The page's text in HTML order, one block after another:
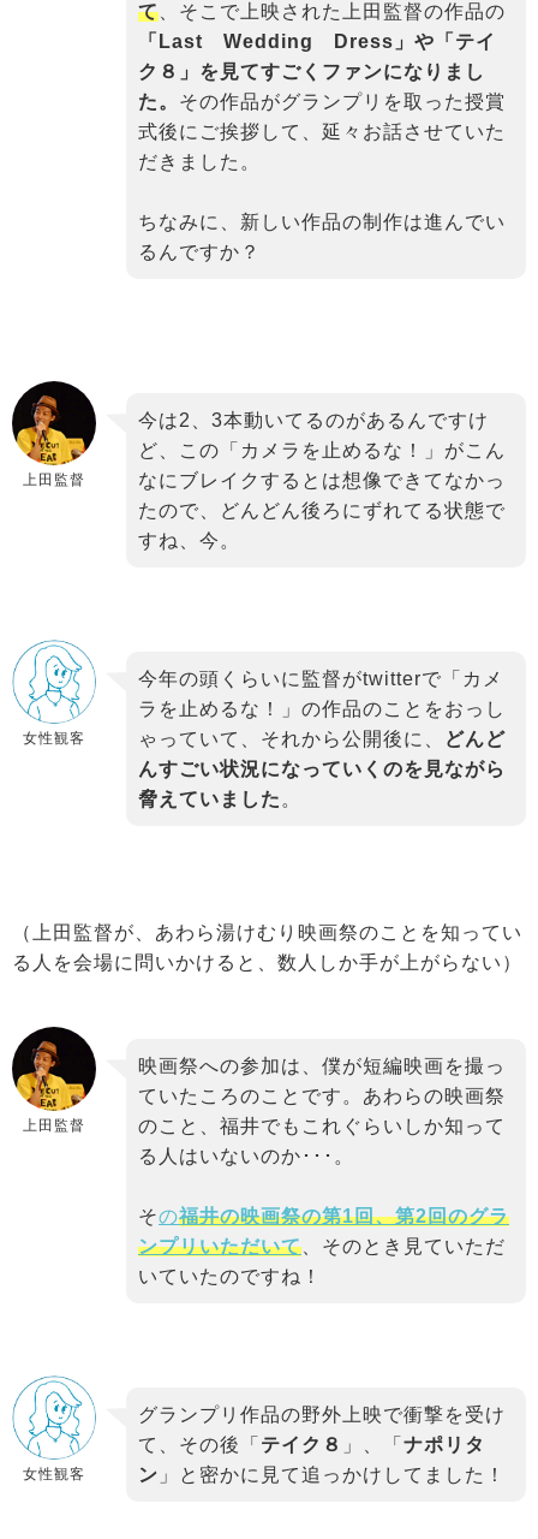
て 、そこで上映された上田監督の作品の
「Last Wedding Dress」や「テイ
ク８」を見てすごくファンになりまし
た。 その作品がグランプリを取った授賞
式後にご挨拶して、延々お話させていた
だきました。
ちなみに、新しい作品の制作は進んでい
るんですか？
上田監督
今は2、3本動いてるのがあるんですけ
ど、この「カメラを止めるな！」がこん
なにブレイクするとは想像できてなかっ
たので、どんどん後ろにずれてる状態で
すね、今。
女性観客
今年の頭くらいに監督がtwitterで「カメ
ラを止めるな！」の作品のことをおっし
ゃっていて、それから公開後に、
どんど
んすごい状況になっていくのを見ながら
脅えていました 。
（上田監督が、あわら湯けむり映画祭のことを知ってい
る人を会場に問いかけると、数人しか手が上がらない）
上田監督
映画祭への参加は、僕が短編映画を撮っ
ていたころのことです。あわらの映画祭
のこと、福井でもこれぐらいしか知って
る人はいないのか･･･。
その福井の映画祭の第1回、第2回のグラ
ンプリいただいて 、そのとき見ていただ
いていたのですね！
女性観客
グランプリ作品の野外上映で衝撃を受け
て、その後「 テイク８ 」、「 ナポリタ
ン 」と密かに見て追っかけしてました！